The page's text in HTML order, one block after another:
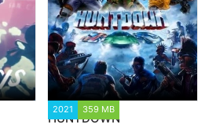
2021 359 MB
HUNTDOWN